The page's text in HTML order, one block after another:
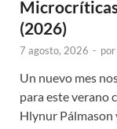
(2026)
7 agosto, 2026 - por
Un nuevo mes
para este verano
Hlynur Pálmason